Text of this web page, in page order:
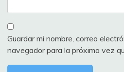
Guardar mi nombre, correo
navegador para la próxima vez